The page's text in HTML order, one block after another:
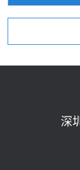
深